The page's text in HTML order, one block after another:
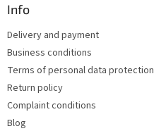
Info
Delivery and payment
Business conditions
Terms of personal data protection
Return policy
Complaint conditions
Blog